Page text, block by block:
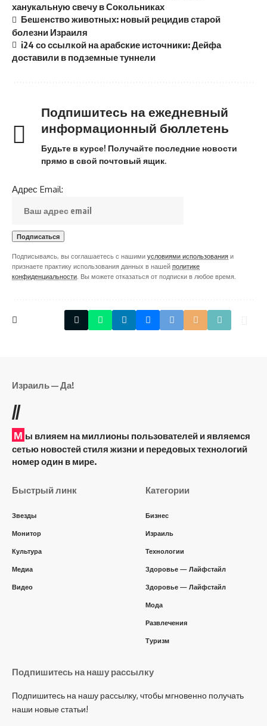
ханукальную свечу в Сокольниках
Бешенство животных: новый рецидив старой
болезни Израиля
i24 со ссылкой на арабские источники: Дейфа
доставили в подземные туннели
Подпишитесь на ежедневный
информационный бюллетень
Будьте в курсе! Получайте последние новости
прямо в свой почтовый ящик.
Адрес Email:
Подписываясь, вы соглашаетесь с нашими условиями использования и
признаете практику использования данных в нашей политике
конфиденциальности . Вы можете отказаться от подписки в любое время.
Израиль — Да!
//
М ы влияем на миллионы пользователей и являемся
сетью новостей стиля жизни и передовых технологий
номер один в мире.
Быстрый линк
Звезды
Монитор
Культура
Медиа
Видео
Категории
Бизнес
Израиль
Технологии
Здоровье — Лайфстайл
Здоровье — Лайфстайл
Мода
Развлечения
Туризм
Подпишитесь на нашу рассылку
Подпишитесь на нашу рассылку, чтобы мгновенно получать
наши новые статьи!